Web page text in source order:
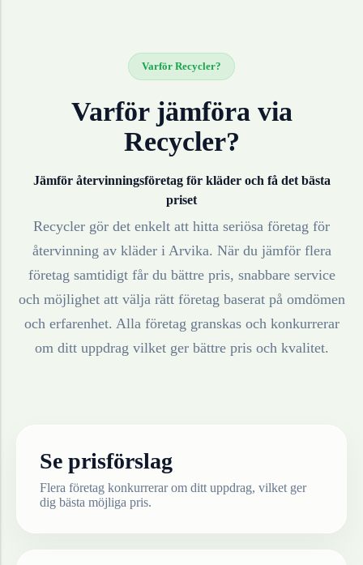
Varför Recycler?
Varför jämföra via
Recycler?
Jämför återvinningsföretag för kläderoch få det bästa
priset
Recycler gör det enkelt att hitta seriösa företag för
återvinning av kläderi Arvika. När du jämför flera
företag samtidigt får du bättre pris, snabbare service
och möjlighet att välja rätt företag baserat på omdömen
och erfarenhet. Alla företag granskas och konkurrerar
om ditt uppdrag vilket ger bättre pris och kvalitet.
Se prisförslag
Flera företag konkurrerar om ditt uppdrag, vilket ger
dig bästa möjliga pris.